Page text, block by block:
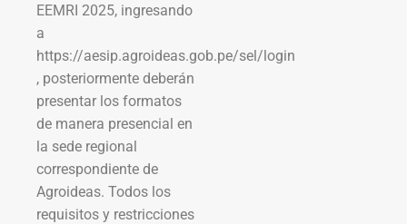
EEMRI 2025, ingresando
a
https://aesip.agroideas.gob.pe/sel/login
, posteriormente deberán
presentar los formatos
de manera presencial en
la sede regional
correspondiente de
Agroideas. Todos los
requisitos y restricciones